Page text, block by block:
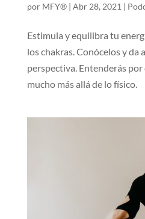
por MFY®| Abr 28, 2021 |
Estimula y equilibra tu
los chakras. Conócelos y da
perspectiva. Entenderás por
mucho más allá de lo físico.